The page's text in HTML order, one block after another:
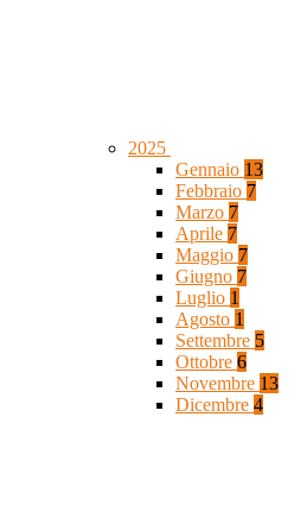
2025
Gennaio 13
Febbraio 7
Marzo 7
Aprile 7
Maggio 7
Giugno 7
Luglio 1
Agosto 1
Settembre 5
Ottobre 6
Novembre 13
Dicembre 4